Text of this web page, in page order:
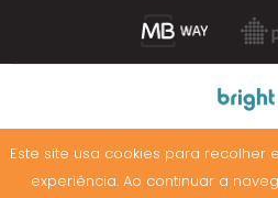
Este site usa cookies para recolher
experiência. Ao continuar a